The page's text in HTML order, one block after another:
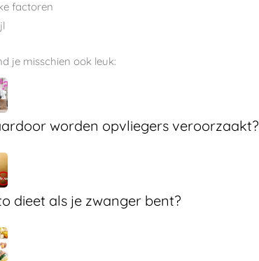
factoren
je misschien ook leuk:
worden opvliegers veroorzaakt?
dieet als je zwanger bent?